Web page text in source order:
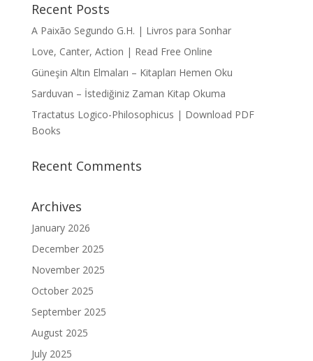
Recent Posts
A Paixão Segundo G.H. | Livros para Sonhar
Love, Canter, Action | Read Free Online
Güneşin Altın Elmaları – Kitapları Hemen Oku
Sarduvan – İstediğiniz Zaman Kitap Okuma
Tractatus Logico-Philosophicus | Download PDF
Books
Recent Comments
Archives
January 2026
December 2025
November 2025
October 2025
September 2025
August 2025
July 2025